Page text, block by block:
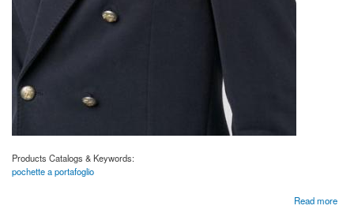
Products Catalogs & Keywords:
pochette a portafoglio
Read more